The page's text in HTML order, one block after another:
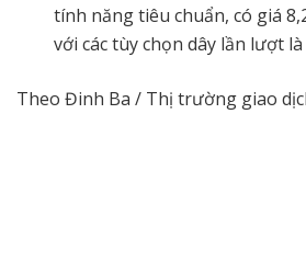
tính năng tiêu chuẩn, có giá
với các tùy chọn dây lần lượt là
Theo Đinh Ba / Thị trường giao